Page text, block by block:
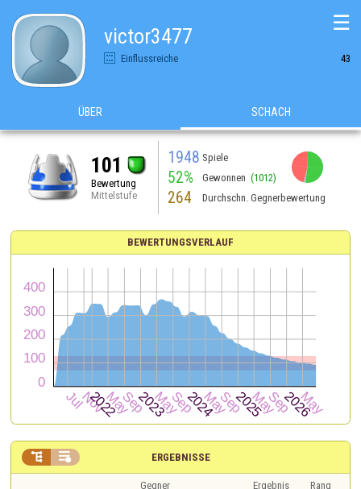
victor3477
Einflussreiche 43
☰
ÜBER SCHACH
101
Bewertung
Mittelstufe
1948 Spiele
52% Gewonnen (1012)
264 Durchschn. Gegnerbewertung
BEWERTUNGSVERLAUF
ERGEBNISSE
 
Gegner Ergebnis
Rang